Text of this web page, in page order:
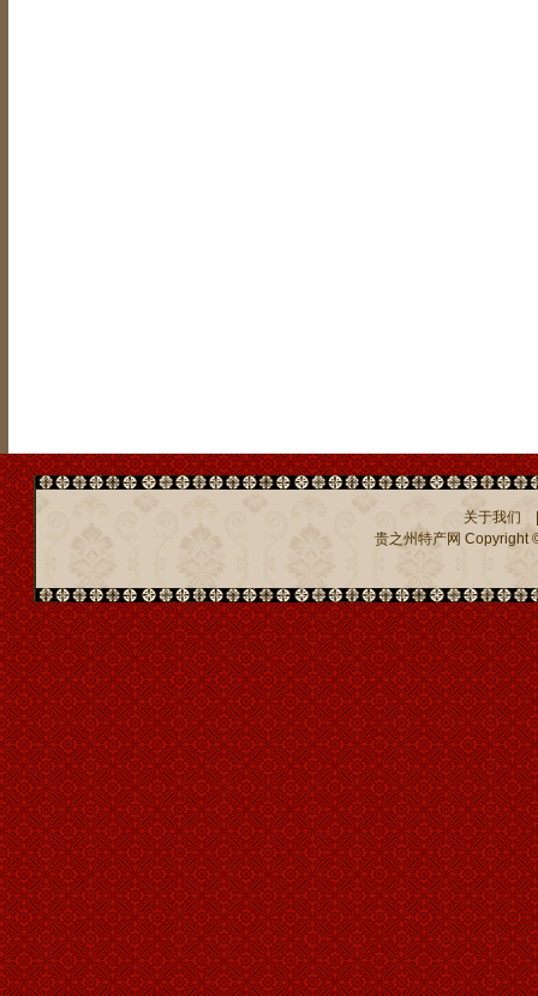
关于我们
贵之州特产网 Copyright